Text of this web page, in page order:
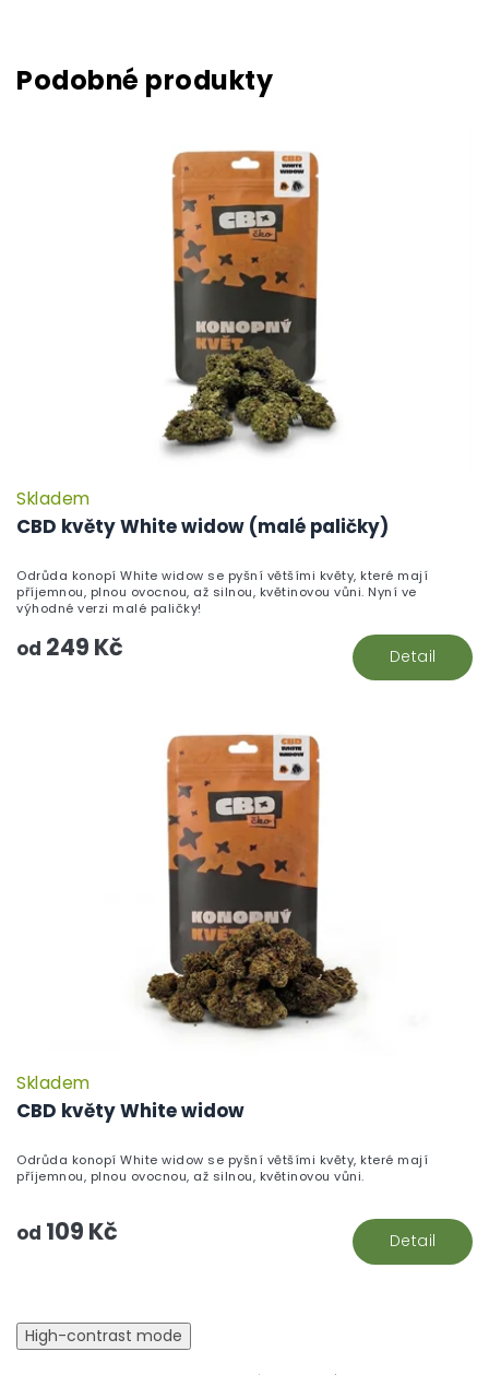
CBD květy White widow (malé paličky)
Skladem
od 249 Kč Detail
Odrůda konopí White widow se pyšní většími květy, které mají
příjemnou, plnou ovocnou, až silnou, květinovou vůni. Nyní ve
výhodné verzi malé paličky!
CBD květy White widow
Skladem
od 109 Kč Detail
Odrůda konopí White widow se pyšní většími květy, které mají
příjemnou, plnou ovocnou, až silnou, květinovou vůni.
High-contrast mode